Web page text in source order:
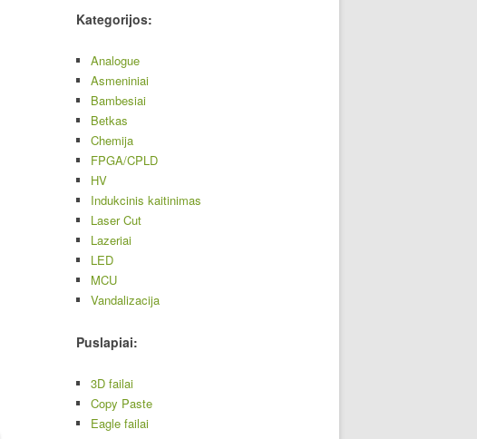
Kategorijos:
Analogue
Asmeniniai
Bambesiai
Betkas
Chemija
FPGA/CPLD
HV
Indukcinis kaitinimas
Laser Cut
Lazeriai
LED
MCU
Vandalizacija
Puslapiai:
3D failai
Copy Paste
Eagle failai